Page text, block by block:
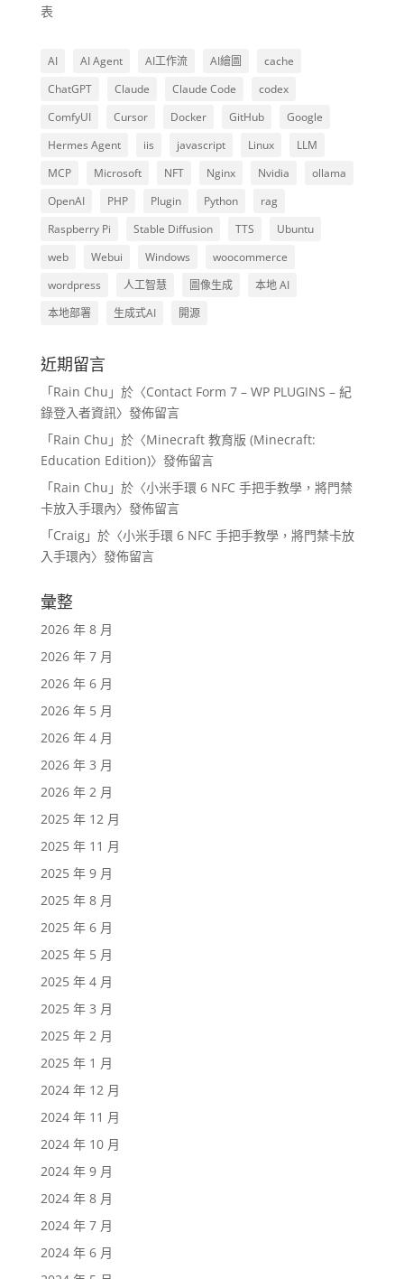
表
AI AI Agent AI工作流 AI繪圖
cache
ChatGPT
Claude Claude Code
codex
ComfyUI
Cursor Docker GitHub
Google
Hermes Agent
iis javascript Linux
LLM
MCP
Microsoft NFT Nginx Nvidia
ollama
OpenAI
PHP Plugin Python
rag
Raspberry Pi
Stable Diffusion TTS
Ubuntu
web
Webui Windows
woocommerce
wordpress
人工智慧 圖像生成
本地 AI
本地部署
生成式AI 開源
近期留言
「Rain Chu 」於〈Contact Form 7 – WP PLUGINS – 紀
錄登入者資訊〉發佈留言
「Rain Chu 」於〈Minecraft 教育版 (Minecraft:
Education Edition)〉發佈留言
「Rain Chu 」於〈小米手環 6 NFC 手把手教學，將門禁
卡放入手環內〉發佈留言
「Craig」於〈小米手環 6 NFC 手把手教學，將門禁卡放
入手環內〉發佈留言
彙整
2026 年 8 月
2026 年 7 月
2026 年 6 月
2026 年 5 月
2026 年 4 月
2026 年 3 月
2026 年 2 月
2025 年 12 月
2025 年 11 月
2025 年 9 月
2025 年 8 月
2025 年 6 月
2025 年 5 月
2025 年 4 月
2025 年 3 月
2025 年 2 月
2025 年 1 月
2024 年 12 月
2024 年 11 月
2024 年 10 月
2024 年 9 月
2024 年 8 月
2024 年 7 月
2024 年 6 月